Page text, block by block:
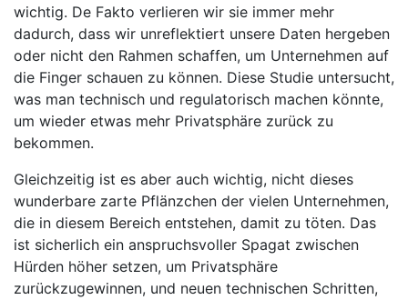
wichtig. De Fakto verlieren wir sie immer mehr
dadurch, dass wir unreflektiert unsere Daten hergeben
oder nicht den Rahmen schaffen, um Unternehmen auf
die Finger schauen zu können. Diese Studie untersucht,
was man technisch und regulatorisch machen könnte,
um wieder etwas mehr Privatsphäre zurück zu
bekommen.
Gleichzeitig ist es aber auch wichtig, nicht dieses
wunderbare zarte Pflänzchen der vielen Unternehmen,
die in diesem Bereich entstehen, damit zu töten. Das
ist sicherlich ein anspruchsvoller Spagat zwischen
Hürden höher setzen, um Privatsphäre
zurückzugewinnen, und neuen technischen Schritten,